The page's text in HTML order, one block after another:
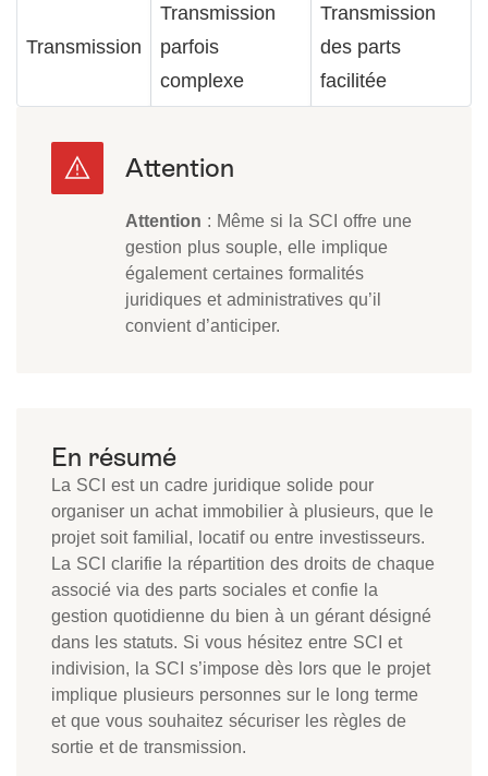
Transmission
Transmission
parfois
complexe
Transmission
des parts
facilitée
Attention : Même si la SCI offre une
gestion plus souple, elle implique
également certaines formalités
juridiques et administratives qu’il
convient d’anticiper.
La SCI est un cadre juridique solide pour
organiser un achat immobilier à plusieurs, que le
projet soit familial, locatif ou entre investisseurs.
La SCI clarifie la répartition des droits de chaque
associé via des parts sociales et confie la
gestion quotidienne du bien à un gérant désigné
dans les statuts. Si vous hésitez entre SCI et
indivision, la SCI s’impose dès lors que le projet
implique plusieurs personnes sur le long terme
et que vous souhaitez sécuriser les règles de
sortie et de transmission.